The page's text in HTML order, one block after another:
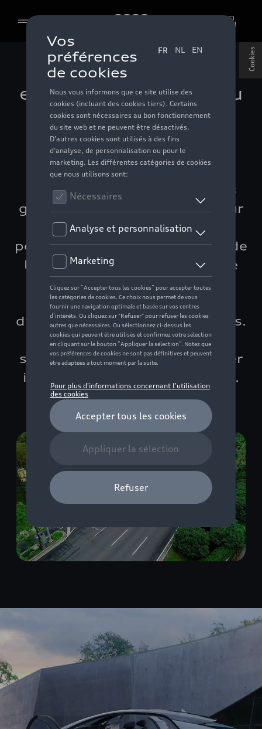
Cookies
Conduite autonome :
en route vers le niveau
supérieur
Audi ne cesse d’innover pour
repousser les limites de la
mobilité, et vous offrir le plus
grand confort sur la route. Pour
cela, elle s’investit en
permanence dans le domaine de
la conduite autonome, afin de
soulager le conducteur de
plusieurs tâches mais aussi
d’augmenter la sécurité de tous.
Et les développements
s’accélèrent : un nouveau palier
important vient d’être franchi.